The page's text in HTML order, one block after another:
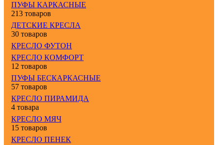
ПУФЫ КАРКАСНЫЕ
213 товаров
ДЕТСКИЕ КРЕСЛА
30 товаров
КРЕСЛО ФУТОН
КРЕСЛО КОМФОРТ
12 товаров
ПУФЫ БЕСКАРКАСНЫЕ
57 товаров
КРЕСЛО ПИРАМИДА
4 товара
КРЕСЛО МЯЧ
15 товаров
КРЕСЛО ПЕНЕК